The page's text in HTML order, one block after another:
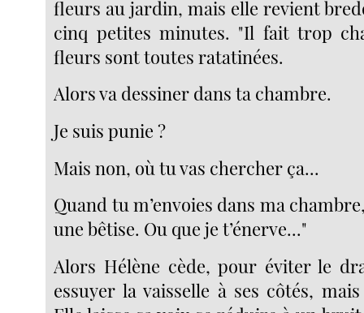
fleurs au jardin, mais elle revient
cinq petites minutes. "Il fait trop
fleurs sont toutes ratatinées.
Alors va dessiner dans ta chambre.
Je suis punie ?
Mais non, où tu vas chercher ça...
Quand tu m’envoies dans ma
une bêtise. Ou que je t’énerve..."
Alors Hélène cède, pour éviter le
essuyer la vaisselle à ses côtés,